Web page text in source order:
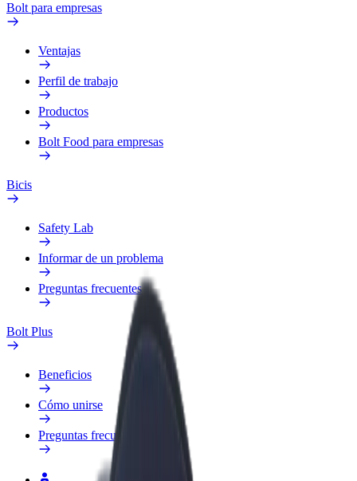
Bolt para empresas
Ventajas
Perfil de trabajo
Productos
Bolt Food para empresas
Bicis
Safety Lab
Informar de un problema
Preguntas frecuentes
Bolt Plus
Beneficios
Cómo unirse
Preguntas frecuentes